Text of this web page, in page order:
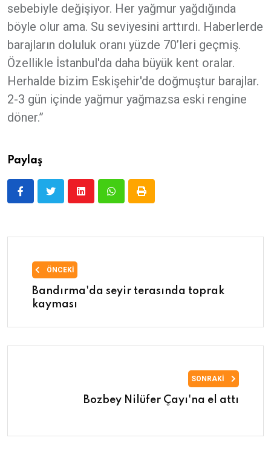
sebebiyle değişiyor. Her yağmur yağdığında
böyle olur ama. Su seviyesini arttırdı. Haberlerde
barajların doluluk oranı yüzde 70’leri geçmiş.
Özellikle İstanbul'da daha büyük kent oralar.
Herhalde bizim Eskişehir'de doğmuştur barajlar.
2-3 gün içinde yağmur yağmazsa eski rengine
döner.”
Paylaş
ÖNCEKI
Bandırma'da seyir terasında toprak
kayması
SONRAKI
Bozbey Nilüfer Çayı'na el attı